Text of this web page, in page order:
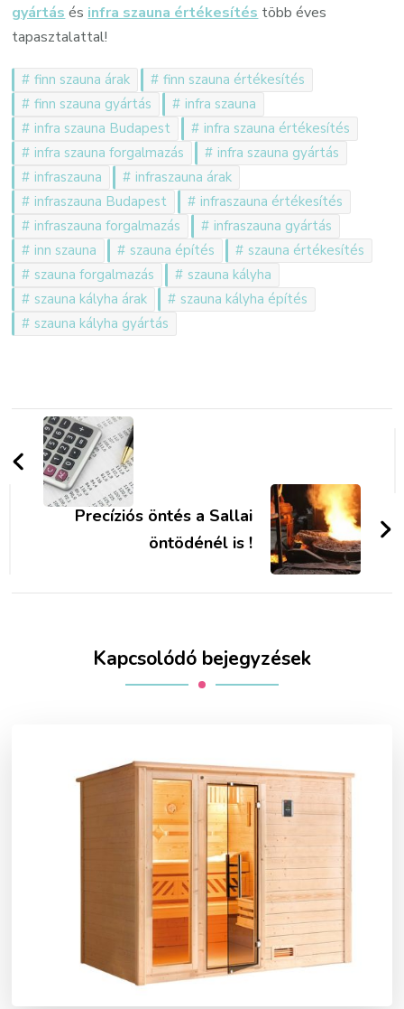
gyártás és infra szauna értékesítés több éves
tapasztalattal!
finn szauna árak
finn szauna értékesítés
finn szauna gyártás
infra szauna
infra szauna Budapest
infra szauna értékesítés
infra szauna forgalmazás
infra szauna gyártás
infraszauna
infraszauna árak
infraszauna Budapest
infraszauna értékesítés
infraszauna forgalmazás
infraszauna gyártás
inn szauna
szauna építés
szauna értékesítés
szauna forgalmazás
szauna kályha
szauna kályha árak
szauna kályha építés
szauna kályha gyártás
Bejegyzések
navigációja
Precíziós öntés a Sallai
öntödénél is !
Kapcsolódó bejegyzések